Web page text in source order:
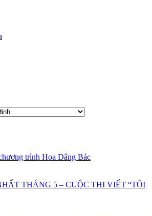
trình Hoa Dâng Bác
THÁNG 5 – CUỘC THI VIẾT “TÔI